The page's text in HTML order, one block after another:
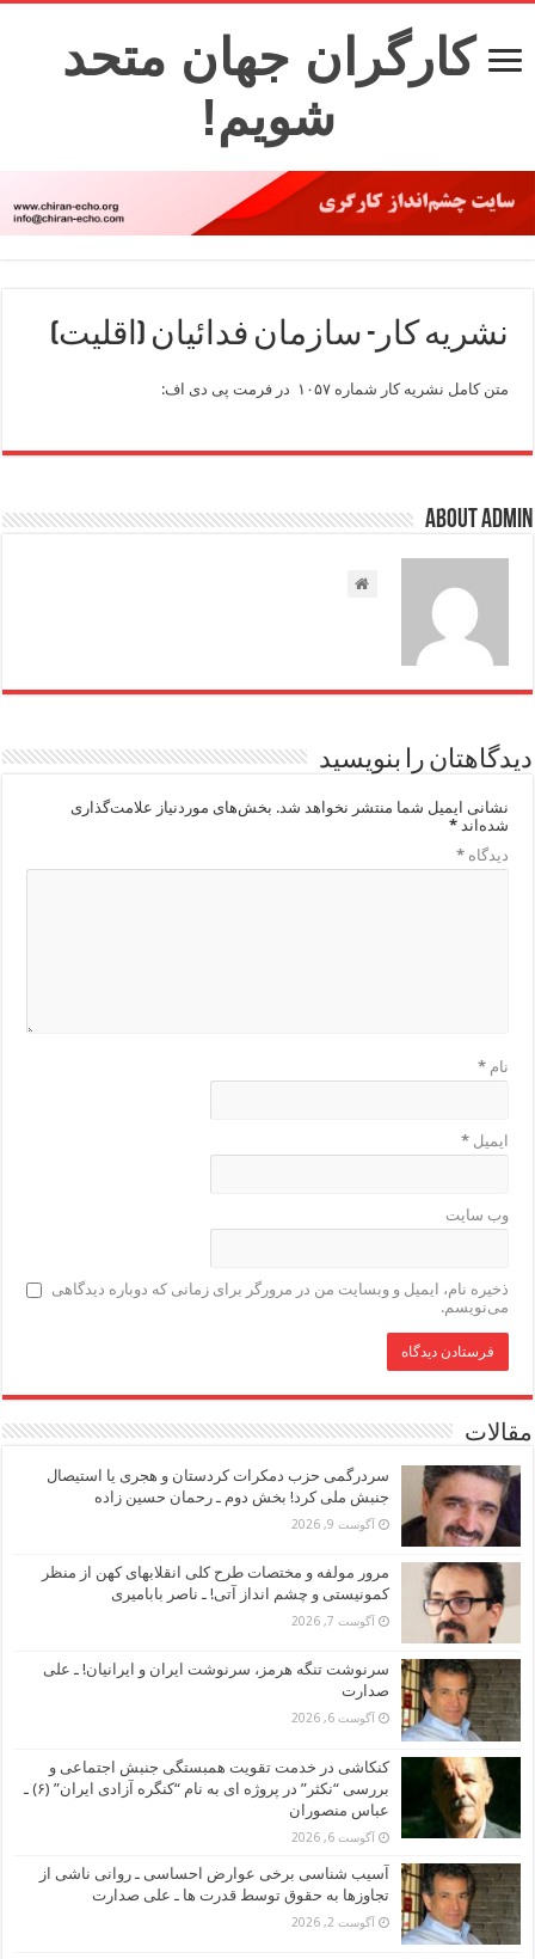
کارگران جهان متحد
شویم!
نشریه کار- سازمان فدائیان (اقلیت)
متن کامل نشریه کار شماره ۱۰۵۷ در فرمت پی دی اف:
About admin
دیدگاهتان را بنویسید
نشانی ایمیل شما منتشر نخواهد شد. بخش‌های موردنیاز علامت‌گذاری
شده‌اند*
دیدگاه*
نام*
ایمیل*
وب‌ سایت
ذخیره نام، ایمیل و وبسایت من در مرورگر برای زمانی که دوباره دیدگاهی
می‌نویسم.
مقالات
سردرگمی حزب دمکرات کردستان و هجری یا استیصال
جنبش ملی کرد! بخش دوم ـ رحمان حسین زاده
آگوست 9, 2026
مرور مولفه و مختصات طرح کلی انقلابهای کهن از منظر
کمونیستی و چشم انداز آتی! ـ ناصر بابامیری
آگوست 7, 2026
سرنوشت تنگه هرمز، سرنوشت ایران و ایرانیان! ـ علی
صدارت
آگوست 6, 2026
کنکاشی در خدمت تقویت همبستگی جنبش اجتماعی و
بررسی “نکثر” در پروژه ای به نام “کنگره آزادی ایران” (۶) ـ
عباس منصوران
آگوست 6, 2026
آسیب شناسی برخی عوارض احساسی ـ روانی ناشی از
تجاوزها به حقوق توسط قدرت ها ـ علی صدارت
آگوست 2, 2026